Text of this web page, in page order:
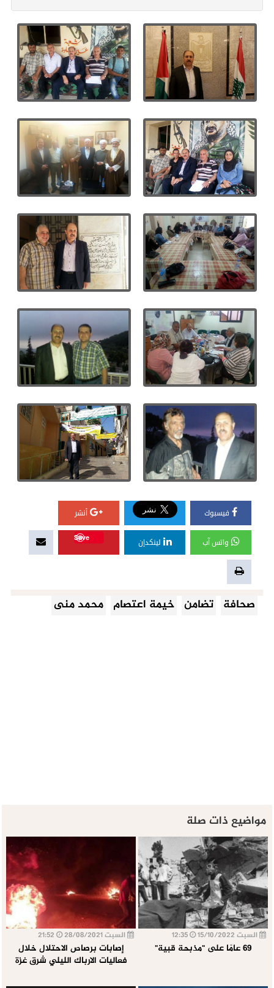
فيسبوك أنشر
واتس آب لينكدإن
Save
صحافة تضامن خيمة اعتصام محمد منى
مواضيع ذات صلة
السبت 15/10/2022
69 عامًا على "مذبحة قبية"
السبت 28/08/2021
إصابات برصاص الاحتلال خلال
فعاليات الارباك الليلي شرق غزة